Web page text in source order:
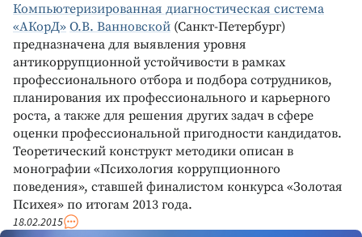
Компьютеризированная диагностическая система
«АКорД» О.В. Ванновской (Санкт-Петербург)
предназначена для выявления уровня
антикоррупционной устойчивости в рамках
профессионального отбора и подбора сотрудников,
планирования их профессионального и карьерного
роста, а также для решения других задач в сфере
оценки профессиональной пригодности кандидатов.
Теоретический конструкт методики описан в
монографии «Психология коррупционного
поведения», ставшей финалистом конкурса «Золотая
Психея» по итогам 2013 года.
18.02.2015